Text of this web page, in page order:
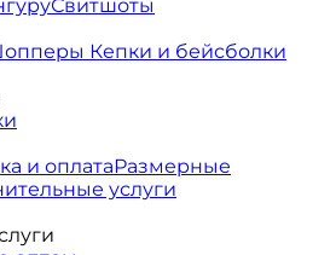
Свитшоты
Кепки и бейсболки
и оплатаРазмерные
услуги